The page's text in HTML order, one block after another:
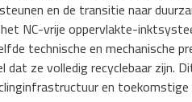
en de transitie naar
NC-vrije oppervlakte-
technische en mechanische
ze volledig recyclebaar zijn.
en toekomstige